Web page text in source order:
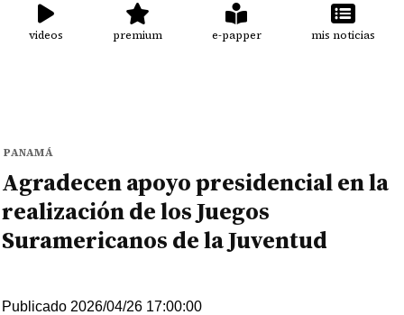
videos premium e-papper mis noticias
PANAMÁ
Agradecen apoyo presidencial en la
realización de los Juegos
Suramericanos de la Juventud
Publicado 2026/04/26 17:00:00